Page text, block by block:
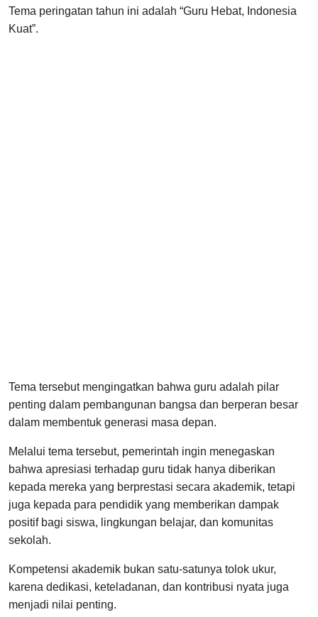
Tema peringatan tahun ini adalah “Guru Hebat, Indonesia
Kuat”.
Tema tersebut mengingatkan bahwa guru adalah pilar
penting dalam pembangunan bangsa dan berperan besar
dalam membentuk generasi masa depan.
Melalui tema tersebut, pemerintah ingin menegaskan
bahwa apresiasi terhadap guru tidak hanya diberikan
kepada mereka yang berprestasi secara akademik, tetapi
juga kepada para pendidik yang memberikan dampak
positif bagi siswa, lingkungan belajar, dan komunitas
sekolah.
Kompetensi akademik bukan satu-satunya tolok ukur,
karena dedikasi, keteladanan, dan kontribusi nyata juga
menjadi nilai penting.